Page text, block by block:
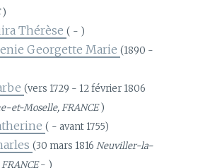
)
Thérèse( - )
Georgette Marie(1890 -
(vers 1729 - 12 février 1806
et-Moselle, FRANCE)
( - avant 1755)
(30 mars 1816Neuviller-la-
- )